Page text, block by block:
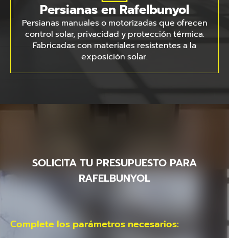
Persianas en Rafelbunyol
Persianas manuales o motorizadas que ofrecen
control solar, privacidad y protección térmica.
Fabricadas con materiales resistentes a la
exposición solar.
SOLICITA TU PRESUPUESTO PARA
RAFELBUNYOL
Complete los parámetros necesarios: